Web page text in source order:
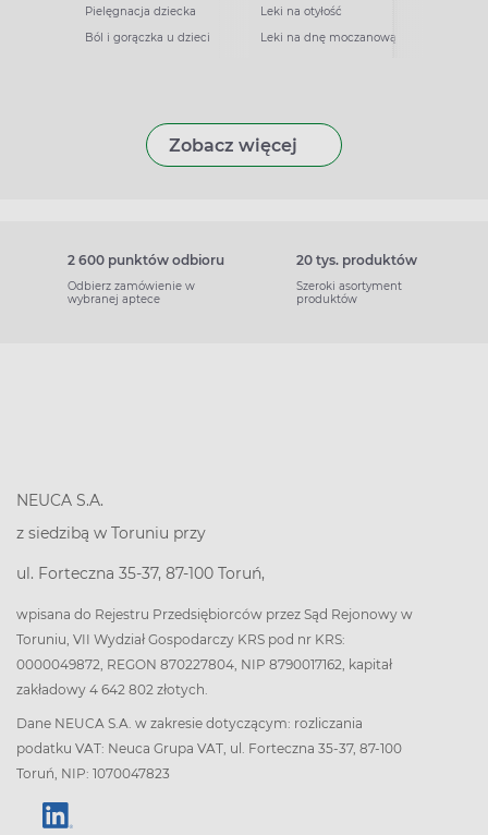
Pielęgnacja dziecka
Ból i gorączka u dzieci
Leki na otyłość
Leki na dnę moczanową
Zobacz więcej
2 600 punktów odbioru
Odbierz zamówienie w
wybranej aptece
20 tys. produktów
Szeroki asortyment
produktów
NEUCA S.A.
z siedzibą w Toruniu przy
ul. Forteczna 35-37, 87-100 Toruń,
wpisana do Rejestru Przedsiębiorców przez Sąd Rejonowy w
Toruniu, VII Wydział Gospodarczy KRS pod nr KRS:
0000049872, REGON 870227804, NIP 8790017162, kapitał
zakładowy 4 642 802 złotych.
Dane NEUCA S.A. w zakresie dotyczącym: rozliczania
podatku VAT: Neuca Grupa VAT, ul. Forteczna 35-37, 87-100
Toruń, NIP: 1070047823